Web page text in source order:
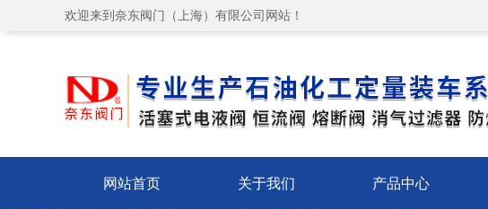
欢迎来到奈东阀门（上海）有限公司网站！
网站首页 关于我们 产品中心